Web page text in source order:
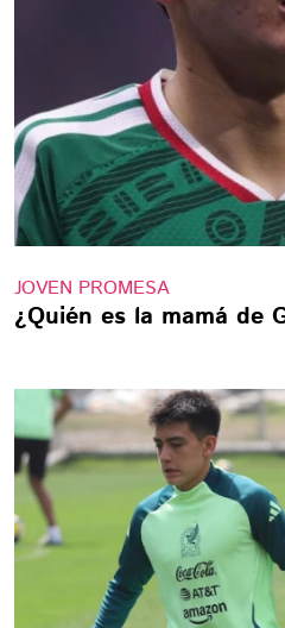
JOVEN PROMESA
¿Quién es la mamá de